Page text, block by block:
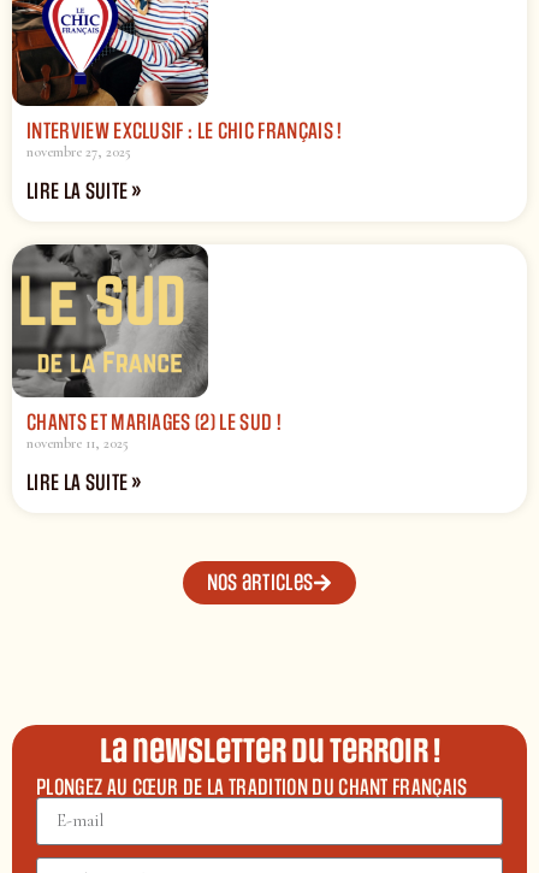
INTERVIEW EXCLUSIF : LE CHIC FRANÇAIS !
novembre 27, 2025
LIRE LA SUITE »
CHANTS ET MARIAGES (2) LE SUD !
novembre 11, 2025
LIRE LA SUITE »
Nos articles
La newsletter du terroir !
PLONGEZ AU CŒUR DE LA TRADITION DU CHANT FRANÇAIS